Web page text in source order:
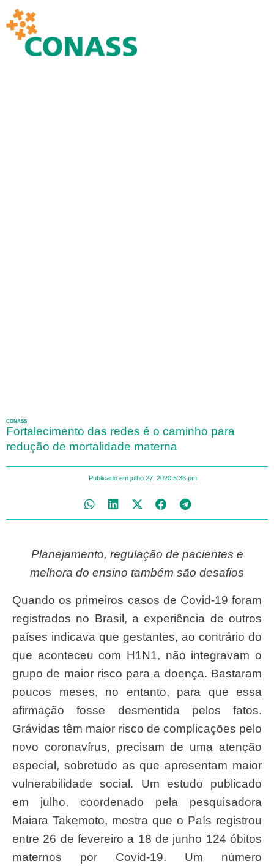
CONASS
Fortalecimento das redes é o caminho para
redução de mortalidade materna
Publicado em julho 27, 2020 5:36 pm
Planejamento, regulação de pacientes e
melhora do ensino também são desafios
Quando os primeiros casos de Covid-19 foram
registrados no Brasil, a experiência de outros
países indicava que gestantes, ao contrário do
que aconteceu com H1N1, não integravam o
grupo de maior risco para a doença. Bastaram
poucos meses, no entanto, para que essa
afirmação fosse desmentida pelos fatos.
Grávidas têm maior risco de complicações pelo
novo coronavírus, precisam de uma atenção
especial, sobretudo as que apresentam maior
vulnerabilidade social. Um estudo publicado
em julho, coordenado pela pesquisadora
Maiara Takemoto, mostra que o País registrou
entre 26 de fevereiro a 18 de junho 124 óbitos
maternos por Covid-19. Um número